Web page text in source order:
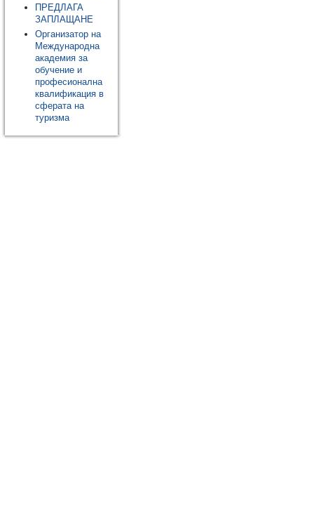
ПРЕДЛАГА
ЗАПЛАЩАНЕ
Организатор на
Международна
академия за
обучение и
професионална
квалификация в
сферата на
туризма